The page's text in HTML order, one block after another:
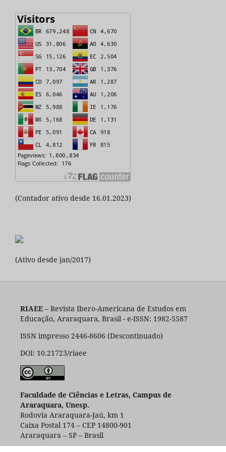
(Contador ativo desde 16.01.2023)
(Ativo desde jan/2017)
RIAEE– Revista Ibero-Americana de Estudos em
Educação, Araraquara, Brasil - e-ISSN: 1982-5587
ISSN impresso 2446-8606 (Descontinuado)
DOI: 10.21723/riaee
Faculdade de Ciências e Letras, Campus de
Araraquara, Unesp.
Rodovia Araraquara-Jaú, km 1
Caixa Postal 174 – CEP 14800-901
Araraquara – SP – Brasil